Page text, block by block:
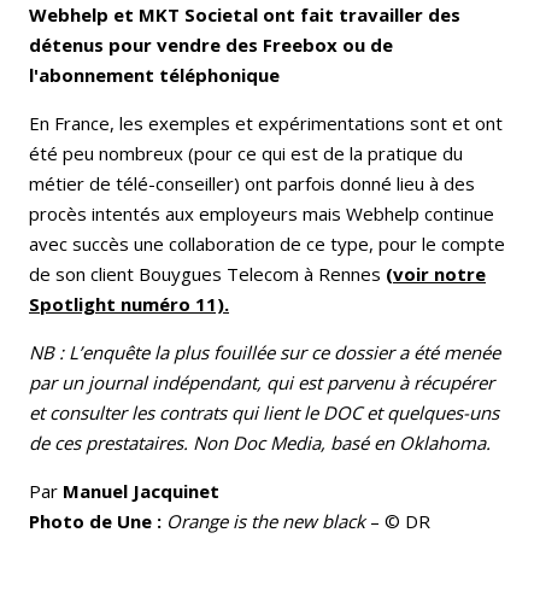
Webhelp et MKT Societal ont fait travailler des
détenus pour vendre des Freebox ou de
l'abonnement téléphonique
En France, les exemples et expérimentations sont et ont
été peu nombreux (pour ce qui est de la pratique du
métier de télé-conseiller) ont parfois donné lieu à des
procès intentés aux employeurs mais Webhelp continue
avec succès une collaboration de ce type, pour le compte
de son client Bouygues Telecom à Rennes (voir notre
Spotlight numéro 11).
NB : L’enquête la plus fouillée sur ce dossier a été menée
par un journal indépendant, qui est parvenu à récupérer
et consulter les contrats qui lient le DOC et quelques-uns
de ces prestataires. Non Doc Media, basé en Oklahoma.
Par Manuel Jacquinet
Photo de Une : Orange is the new black– © DR